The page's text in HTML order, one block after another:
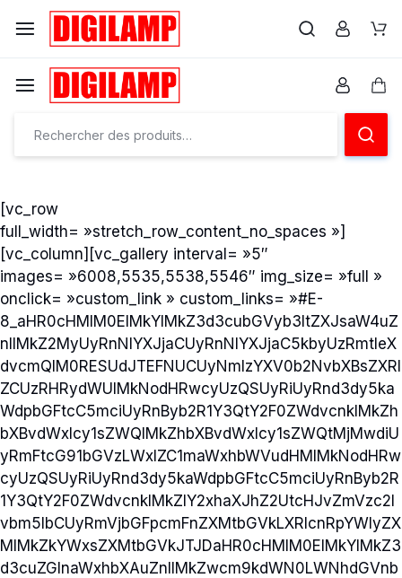
Ensemble
éclairons
vos
projets
Ensemble
éclairons
vos
[vc_row
full_width= »stretch_row_content_no_spaces »]
[vc_column][vc_gallery interval= »5″
images= »6008,5535,5538,5546″ img_size= »full »
onclick= »custom_link » custom_links= »#E-
8_aHR0cHMlM0ElMkYlMkZ3d3cubGVyb3ltZXJsaW4uZ
nIlMkZ2MyUyRnNlYXJjaCUyRnNlYXJjaC5kbyUzRmtleX
dvcmQlM0RESUdJTEFNUCUyNmlzYXV0b2NvbXBsZXRl
ZCUzRHRydWUlMkNodHRwcyUzQSUyRiUyRnd3dy5ka
WdpbGFtcC5mciUyRnByb2R1Y3QtY2F0ZWdvcnklMkZh
bXBvdWxlcy1sZWQlMkZhbXBvdWxlcy1sZWQtMjMwdiU
yRmFtcG91bGVzLWxlZC1maWxhbWVudHMlMkNodHRw
cyUzQSUyRiUyRnd3dy5kaWdpbGFtcC5mciUyRnByb2R
1Y3QtY2F0ZWdvcnklMkZlY2xhaXJhZ2UtcHJvZmVzc2l
vbm5lbCUyRmVjbGFpcmFnZXMtbGVkLXRlcnRpYWlyZX
MlMkZkYWxsZXMtbGVkJTJDaHR0cHMlM0ElMkYlMkZ3
d3cuZGlnaWxhbXAuZnIlMkZwcm9kdWN0LWNhdGVnb